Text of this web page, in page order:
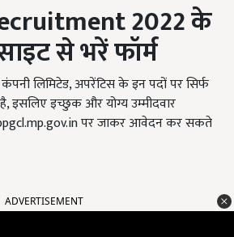
2022के
से भरें फॉर्म
लिमिटेड, अपरेंटिस के इन पदों पर सिर्फ
इच्छुक और योग्य उम्मीदवार
पर जाकर आवेदन कर सकते
ADVERTISEMENT